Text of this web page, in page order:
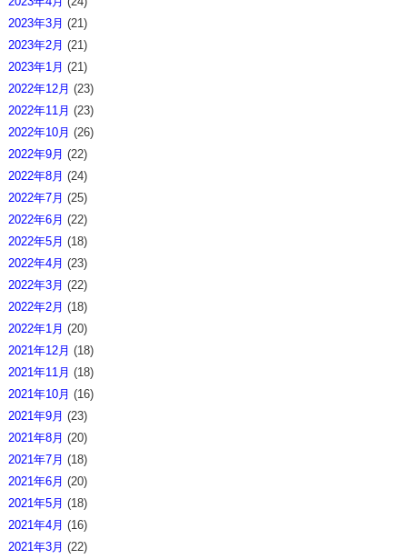
2023年3月 (21)
2023年2月 (21)
2023年1月 (21)
2022年12月 (23)
2022年11月 (23)
2022年10月 (26)
2022年9月 (22)
2022年8月 (24)
2022年7月 (25)
2022年6月 (22)
2022年5月 (18)
2022年4月 (23)
2022年3月 (22)
2022年2月 (18)
2022年1月 (20)
2021年12月 (18)
2021年11月 (18)
2021年10月 (16)
2021年9月 (23)
2021年8月 (20)
2021年7月 (18)
2021年6月 (20)
2021年5月 (18)
2021年4月 (16)
2021年3月 (22)